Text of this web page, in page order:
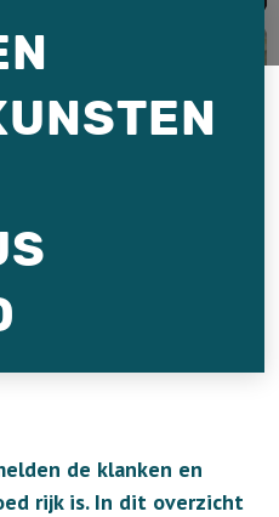
de klanken en
rijk is. In dit overzicht